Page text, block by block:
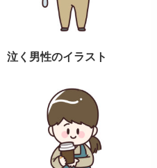
泣く男性のイラスト